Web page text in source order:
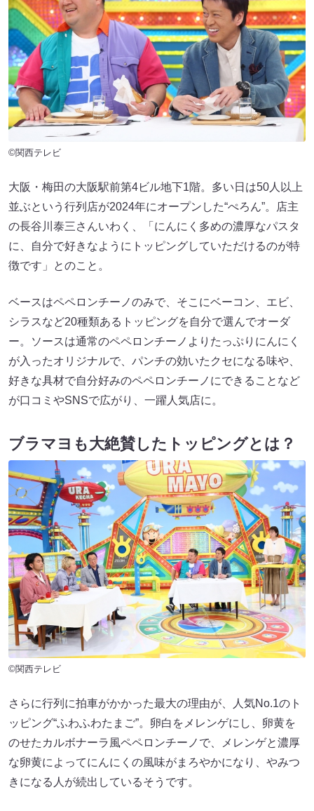
©関西テレビ
大阪・梅田の大阪駅前第4ビル地下1階。多い日は50人以上
並ぶという行列店が2024年にオープンした“ぺろん”。店主
の長谷川泰三さんいわく、「にんにく多めの濃厚なパスタ
に、自分で好きなようにトッピングしていただけるのが特
徴です」とのこと。
ベースはペペロンチーノのみで、そこにベーコン、エビ、
シラスなど20種類あるトッピングを自分で選んでオーダ
ー。ソースは通常のペペロンチーノよりたっぷりにんにく
が入ったオリジナルで、パンチの効いたクセになる味や、
好きな具材で自分好みのペペロンチーノにできることなど
が口コミやSNSで広がり、一躍人気店に。
ブラマヨも大絶賛したトッピングとは？
©関西テレビ
さらに行列に拍車がかかった最大の理由が、人気No.1のト
ッピング“ふわふわたまご”。卵白をメレンゲにし、卵黄を
のせたカルボナーラ風ペペロンチーノで、メレンゲと濃厚
な卵黄によってにんにくの風味がまろやかになり、やみつ
きになる人が続出しているそうです。